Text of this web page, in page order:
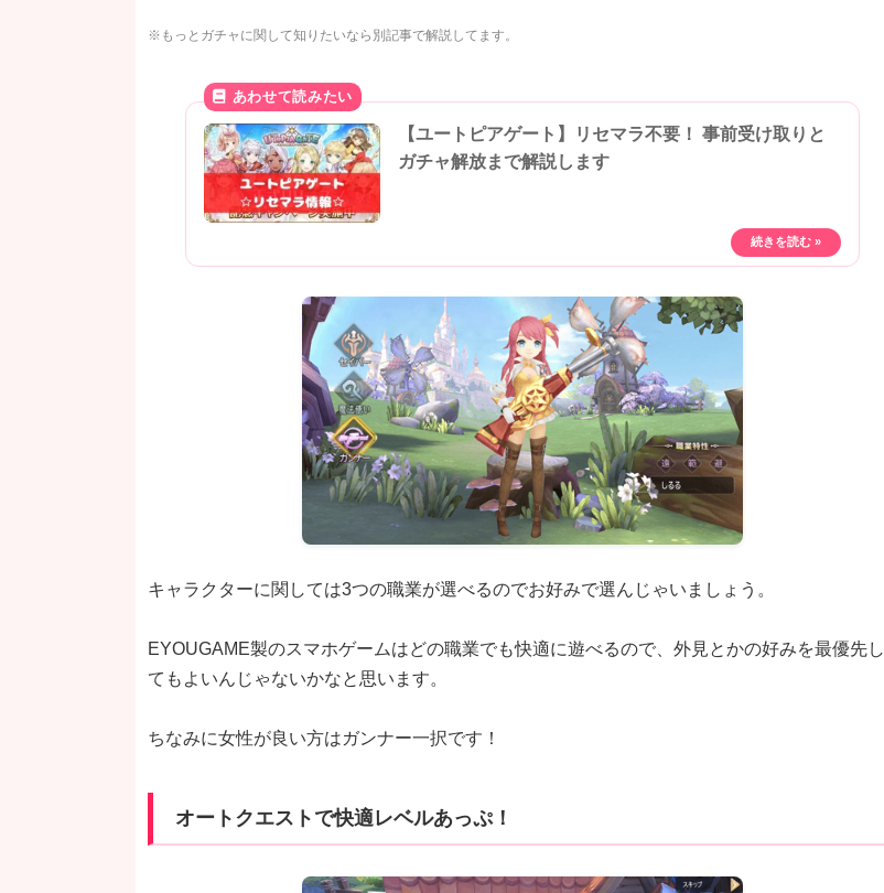
※もっとガチャに関して知りたいなら別記事で解説してます。
【ユートピアゲート】リセマラ不要！ 事前受け取りと
ガチャ解放まで解説します
キャラクターに関しては3つの職業が選べるのでお好みで選んじゃいましょう。
EYOUGAME製のスマホゲームはどの職業でも快適に遊べるので、外見とかの好みを最優先し
てもよいんじゃないかなと思います。
ちなみに女性が良い方はガンナー一択です！
オートクエストで快適レベルあっぷ！